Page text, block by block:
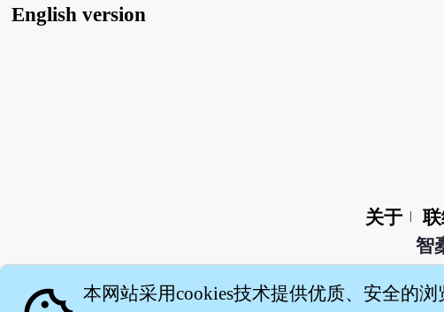
English version
关于
智
本网站采用cookies技术提供优质、安全的